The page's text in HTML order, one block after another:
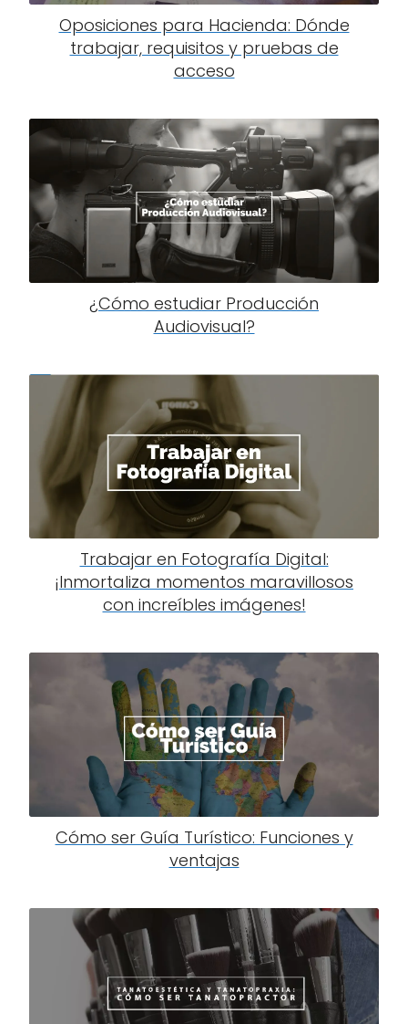
Oposiciones para Hacienda: Dónde
trabajar, requisitos y pruebas de
acceso
¿Cómo estudiar Producción
Audiovisual?
Trabajar en Fotografía Digital:
¡Inmortaliza momentos maravillosos
con increíbles imágenes!
Cómo ser Guía Turístico: Funciones y
ventajas